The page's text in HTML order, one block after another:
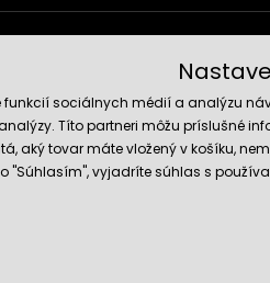
sociálnych médií a analýzu
Títo partneri môžu príslušné
aký tovar máte vložený v košíku,
"Súhlasím", vyjadríte súhlas s